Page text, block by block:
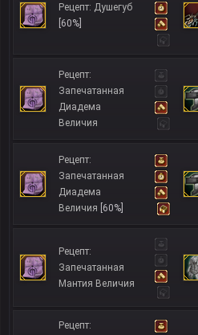
Рецепт: Душегуб
[60%]
Рецепт:
Запечатанная
Диадема
Величия
Рецепт:
Запечатанная
Диадема
Величия [60%]
Рецепт:
Запечатанная
Мантия Величия
Рецепт: